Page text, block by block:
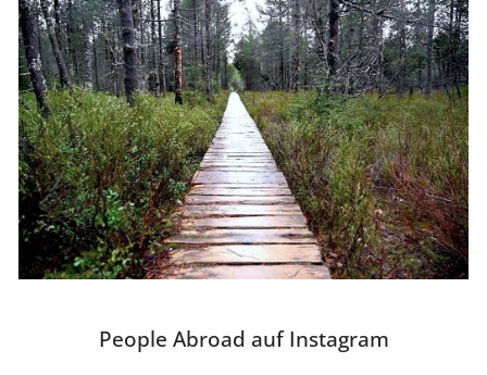
People Abroad auf Instagram